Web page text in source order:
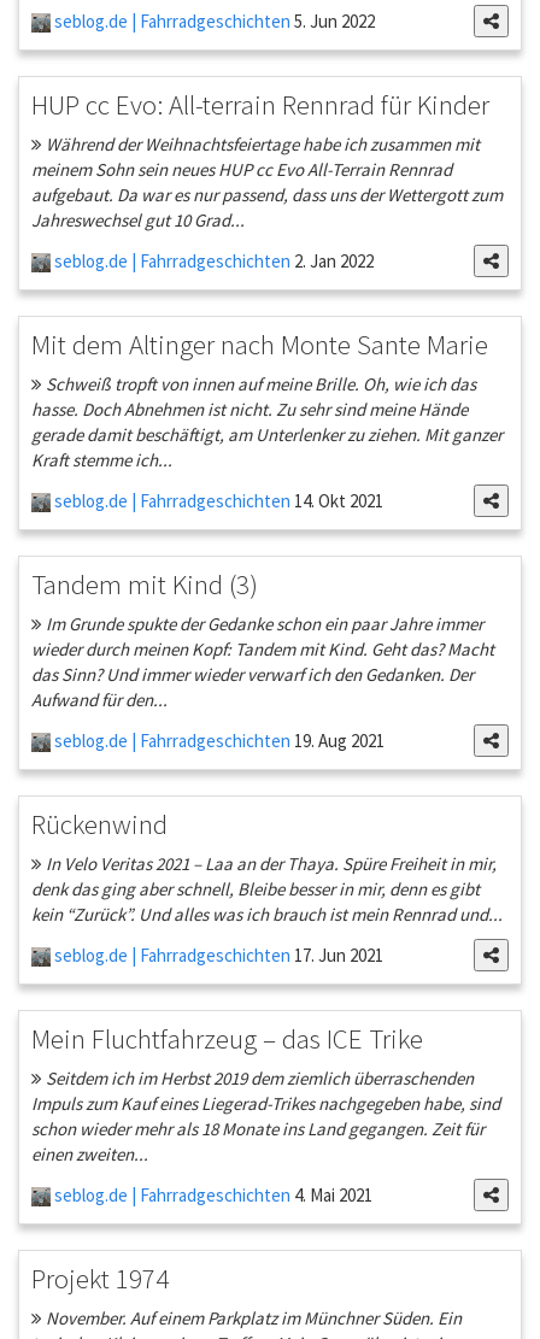
seblog.de | Fahrradgeschichten 5. Jun 2022
HUP cc Evo: All-terrain Rennrad für Kinder
Während der Weihnachtsfeiertage habe ich zusammen mit
meinem Sohn sein neues HUP cc Evo All-Terrain Rennrad
aufgebaut. Da war es nur passend, dass uns der Wettergott zum
Jahreswechsel gut 10 Grad...
seblog.de | Fahrradgeschichten 2. Jan 2022
Mit dem Altinger nach Monte Sante Marie
Schweiß tropft von innen auf meine Brille. Oh, wie ich das
hasse. Doch Abnehmen ist nicht. Zu sehr sind meine Hände
gerade damit beschäftigt, am Unterlenker zu ziehen. Mit ganzer
Kraft stemme ich...
seblog.de | Fahrradgeschichten 14. Okt 2021
Tandem mit Kind (3)
Im Grunde spukte der Gedanke schon ein paar Jahre immer
wieder durch meinen Kopf: Tandem mit Kind. Geht das? Macht
das Sinn? Und immer wieder verwarf ich den Gedanken. Der
Aufwand für den...
seblog.de | Fahrradgeschichten 19. Aug 2021
Rückenwind
In Velo Veritas 2021 – Laa an der Thaya. Spüre Freiheit in mir,
denk das ging aber schnell, Bleibe besser in mir, denn es gibt
kein “Zurück”. Und alles was ich brauch ist mein Rennrad und...
seblog.de | Fahrradgeschichten 17. Jun 2021
Mein Fluchtfahrzeug – das ICE Trike
Seitdem ich im Herbst 2019 dem ziemlich überraschenden
Impuls zum Kauf eines Liegerad-Trikes nachgegeben habe, sind
schon wieder mehr als 18 Monate ins Land gegangen. Zeit für
einen zweiten...
seblog.de | Fahrradgeschichten 4. Mai 2021
Projekt 1974
November. Auf einem Parkplatz im Münchner Süden. Ein